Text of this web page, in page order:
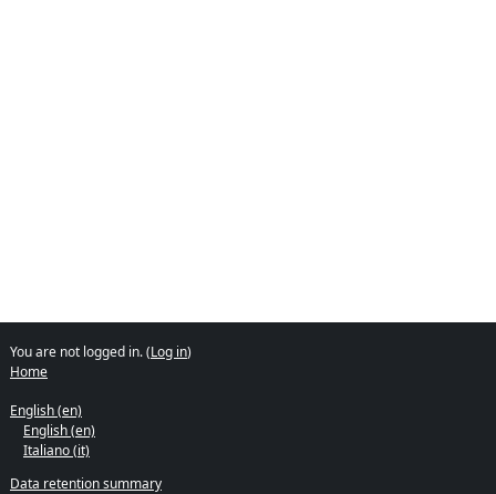
You are not logged in. (Log in)
Home
English ‎(en)‎
English ‎(en)‎
Italiano ‎(it)‎
Data retention summary